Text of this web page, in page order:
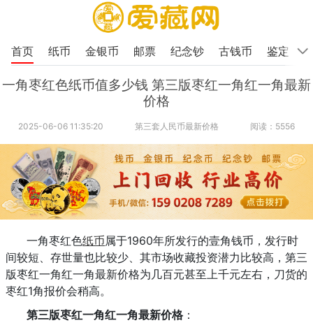
首页 纸币 金银币 邮票 纪念钞 古钱币 鉴定
一角枣红色纸币值多少钱 第三版枣红一角红一角最新
价格
2025-06-06 11:35:20 第三套人民币最新价格 阅读：5556
一角枣红色纸币属于1960年所发行的壹角钱币，发行时
间较短、存世量也比较少、其市场收藏投资潜力比较高，第三
版枣红一角红一角最新价格为几百元甚至上千元左右，刀货的
枣红1角报价会稍高。
第三版枣红一角红一角最新价格 ：